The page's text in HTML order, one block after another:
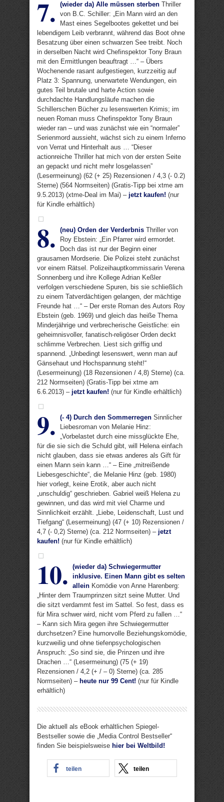
7. (wieder da) Alle müssen sterben Thriller
von B.C. Schiller: „Ein Mann wird an den
Mast eines Segelbootes gekettet und bei
lebendigem Leib verbrannt, während das Boot ohne
Besatzung über einen schwarzen See treibt. Noch
in derselben Nacht wird Chefinspektor Tony Braun
mit den Ermittlungen beauftragt …“ – Übers
Wochenende rasant aufgestiegen, kurzzeitig auf
Platz 3: Spannung, unerwartete Wendungen, ein
gutes Teil brutale und harte Action sowie
durchdachte Handlungsläufe machen die
Schillerschen Bücher zu lesenswerten Krimis; im
neuen Roman muss Chefinspektor Tony Braun
wieder ran – und was zunächst wie ein “normaler”
Serienmord aussieht, wächst sich zu einem Inferno
von Verrat und Hinterhalt aus … “Dieser
actionreiche Thriller hat mich von der ersten Seite
an gepackt und nicht mehr losgelassen”
(Lesermeinung) (62 (+ 25) Rezensionen / 4,3 (- 0.2)
Sterne) (564 Normseiten) (Gratis-Tipp bei xtme am
9.5.2013) (xtme-Deal im Mai) – jetzt kaufen! (nur
für Kindle erhältlich)
8. (neu) Orden der Verderbnis Thriller von
Roy Ebstein: „Ein Pfarrer wird ermordet.
Doch das ist nur der Beginn einer
grausamen Mordserie. Die Polizei steht zunächst
vor einem Rätsel. Polizeihauptkommissarin Verena
Sonnenberg und ihre Kollege Adrian Keßler
verfolgen verschiedene Spuren, bis sie schließlich
zu einem Tatverdächtigen gelangen, der mächtige
Freunde hat …“ – Der erste Roman des Autors Roy
Ebstein (geb. 1969) und gleich das heiße Thema
Minderjährige und verbrecherische Geistliche: ein
geheimnisvoller, fanatisch-religöser Orden deckt
schlimme Verbrechen. Liest sich griffig und
spannend. „Unbedingt lesenswert, wenn man auf
Gänsehaut und Hochspannung steht!“
(Lesermeinung) (18 Rezensionen / 4,8) Sterne) (ca.
212 Normseiten) (Gratis-Tipp bei xtme am
6.6.2013) – jetzt kaufen! (nur für Kindle erhältlich)
9. (- 4) Durch den Sommerregen Sinnlicher
Liebesroman von Melanie Hinz:
„Vorbelastet durch eine missglückte Ehe,
für die sie sich die Schuld gibt, will Helena einfach
nicht glauben, dass sie etwas anderes als Gift für
einen Mann sein kann …“ – Eine „mitreißende
Liebesgeschichte“, die Melanie Hinz (geb. 1980)
hier vorlegt, keine Erotik, aber auch nicht
„unschuldig“ geschrieben. Gabriel weiß Helena zu
gewinnen, und das wird mit viel Charme und
Sinnlichkeit erzählt. „Liebe, Leidenschaft, Lust und
Tiefgang“ (Lesermeinung) (47 (+ 10) Rezensionen /
4,7 (- 0,2) Sterne) (ca. 212 Normseiten) – jetzt
kaufen! (nur für Kindle erhältlich)
10.
(wieder da) Schwiegermutter
inklusive. Einen Mann gibt es selten
allein Komödie von Anne Harenberg:
„Hinter dem Traumprinzen sitzt seine Mutter. Und
die sitzt verdammt fest im Sattel. So fest, dass es
für Mira schwer wird, nicht vom Pferd zu fallen …“
– Kann sich Mira gegen ihre Schwiegermutter
durchsetzen? Eine humorvolle Beziehungskomödie,
kurzweilig und ohne tiefenpsychologischen
Anspruch: „So sind sie, die Prinzen und ihre
Drachen …“ (Lesermeinung) (75 (+ 19)
Rezensionen / 4,2 (+ / – 0) Sterne) (ca. 285
Normseiten) – heute nur 99 Cent! (nur für Kindle
erhältlich)
Die aktuell als eBook erhältlichen Spiegel-
Bestseller sowie die „Media Control Bestseller“
finden Sie beispielsweise hier bei Weltbild!
teilen teilen